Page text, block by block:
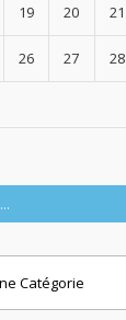
19 20 21
26 27 28